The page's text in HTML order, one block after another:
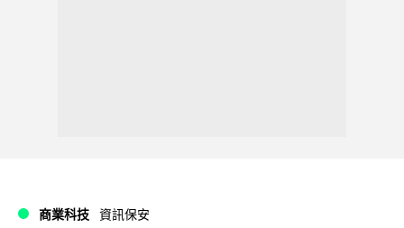
商業科技 資訊保安